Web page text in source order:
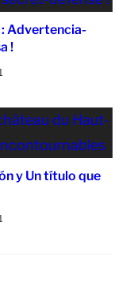
: Advertencia-
!
y Un título que